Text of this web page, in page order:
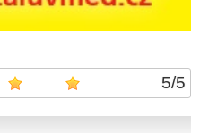
5/5